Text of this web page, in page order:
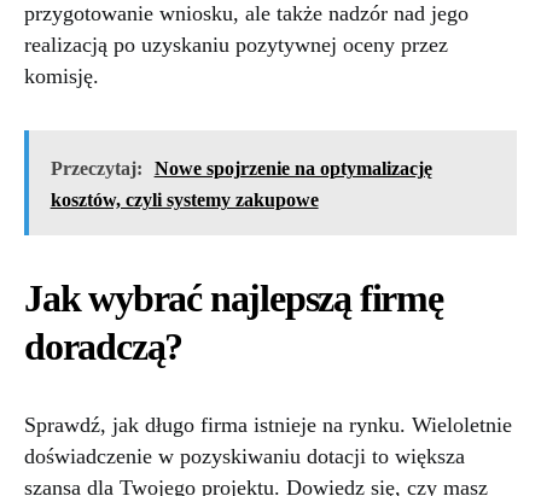
przygotowanie wniosku, ale także nadzór nad jego
realizacją po uzyskaniu pozytywnej oceny przez
komisję.
Przeczytaj:
Nowe spojrzenie na optymalizację
kosztów, czyli systemy zakupowe
Jak wybrać najlepszą firmę
doradczą?
Sprawdź, jak długo firma istnieje na rynku. Wieloletnie
doświadczenie w pozyskiwaniu dotacji to większa
szansa dla Twojego projektu. Dowiedz się, czy masz